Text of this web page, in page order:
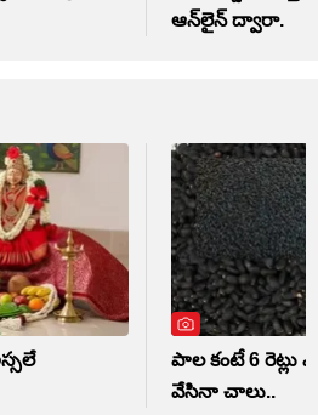
ఆన్‌లైన్ ద్వారా.
పాల కంటే 6 రెట్లు
వేసినా చాలు..